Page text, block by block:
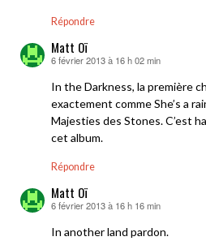
Répondre
Matt Oï
dit :
6 février 2013 à 16 h 02 min
In the Darkness, la première
exactement comme She’s a
Majesties des Stones. C’est
cet album.
Répondre
Matt Oï
dit :
6 février 2013 à 16 h 16 min
In another land pardon.